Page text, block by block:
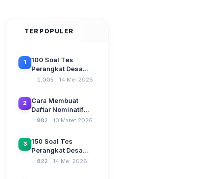
TERPOPULER
1
100 Soal Tes
Perangkat Desa
Terbaru 2026
CAT Berbasis UU
Desa No. 3 Tahun
2024
1.005 14 Mei 2026
2
Cara Membuat
Daftar Nominatif
Siltap di Aplikasi
SPP Pencairan
Dana Desa
982 10 Maret 2026
3
150 Soal Tes
Perangkat Desa
2026: Administrasi
922 14 Mei 2026